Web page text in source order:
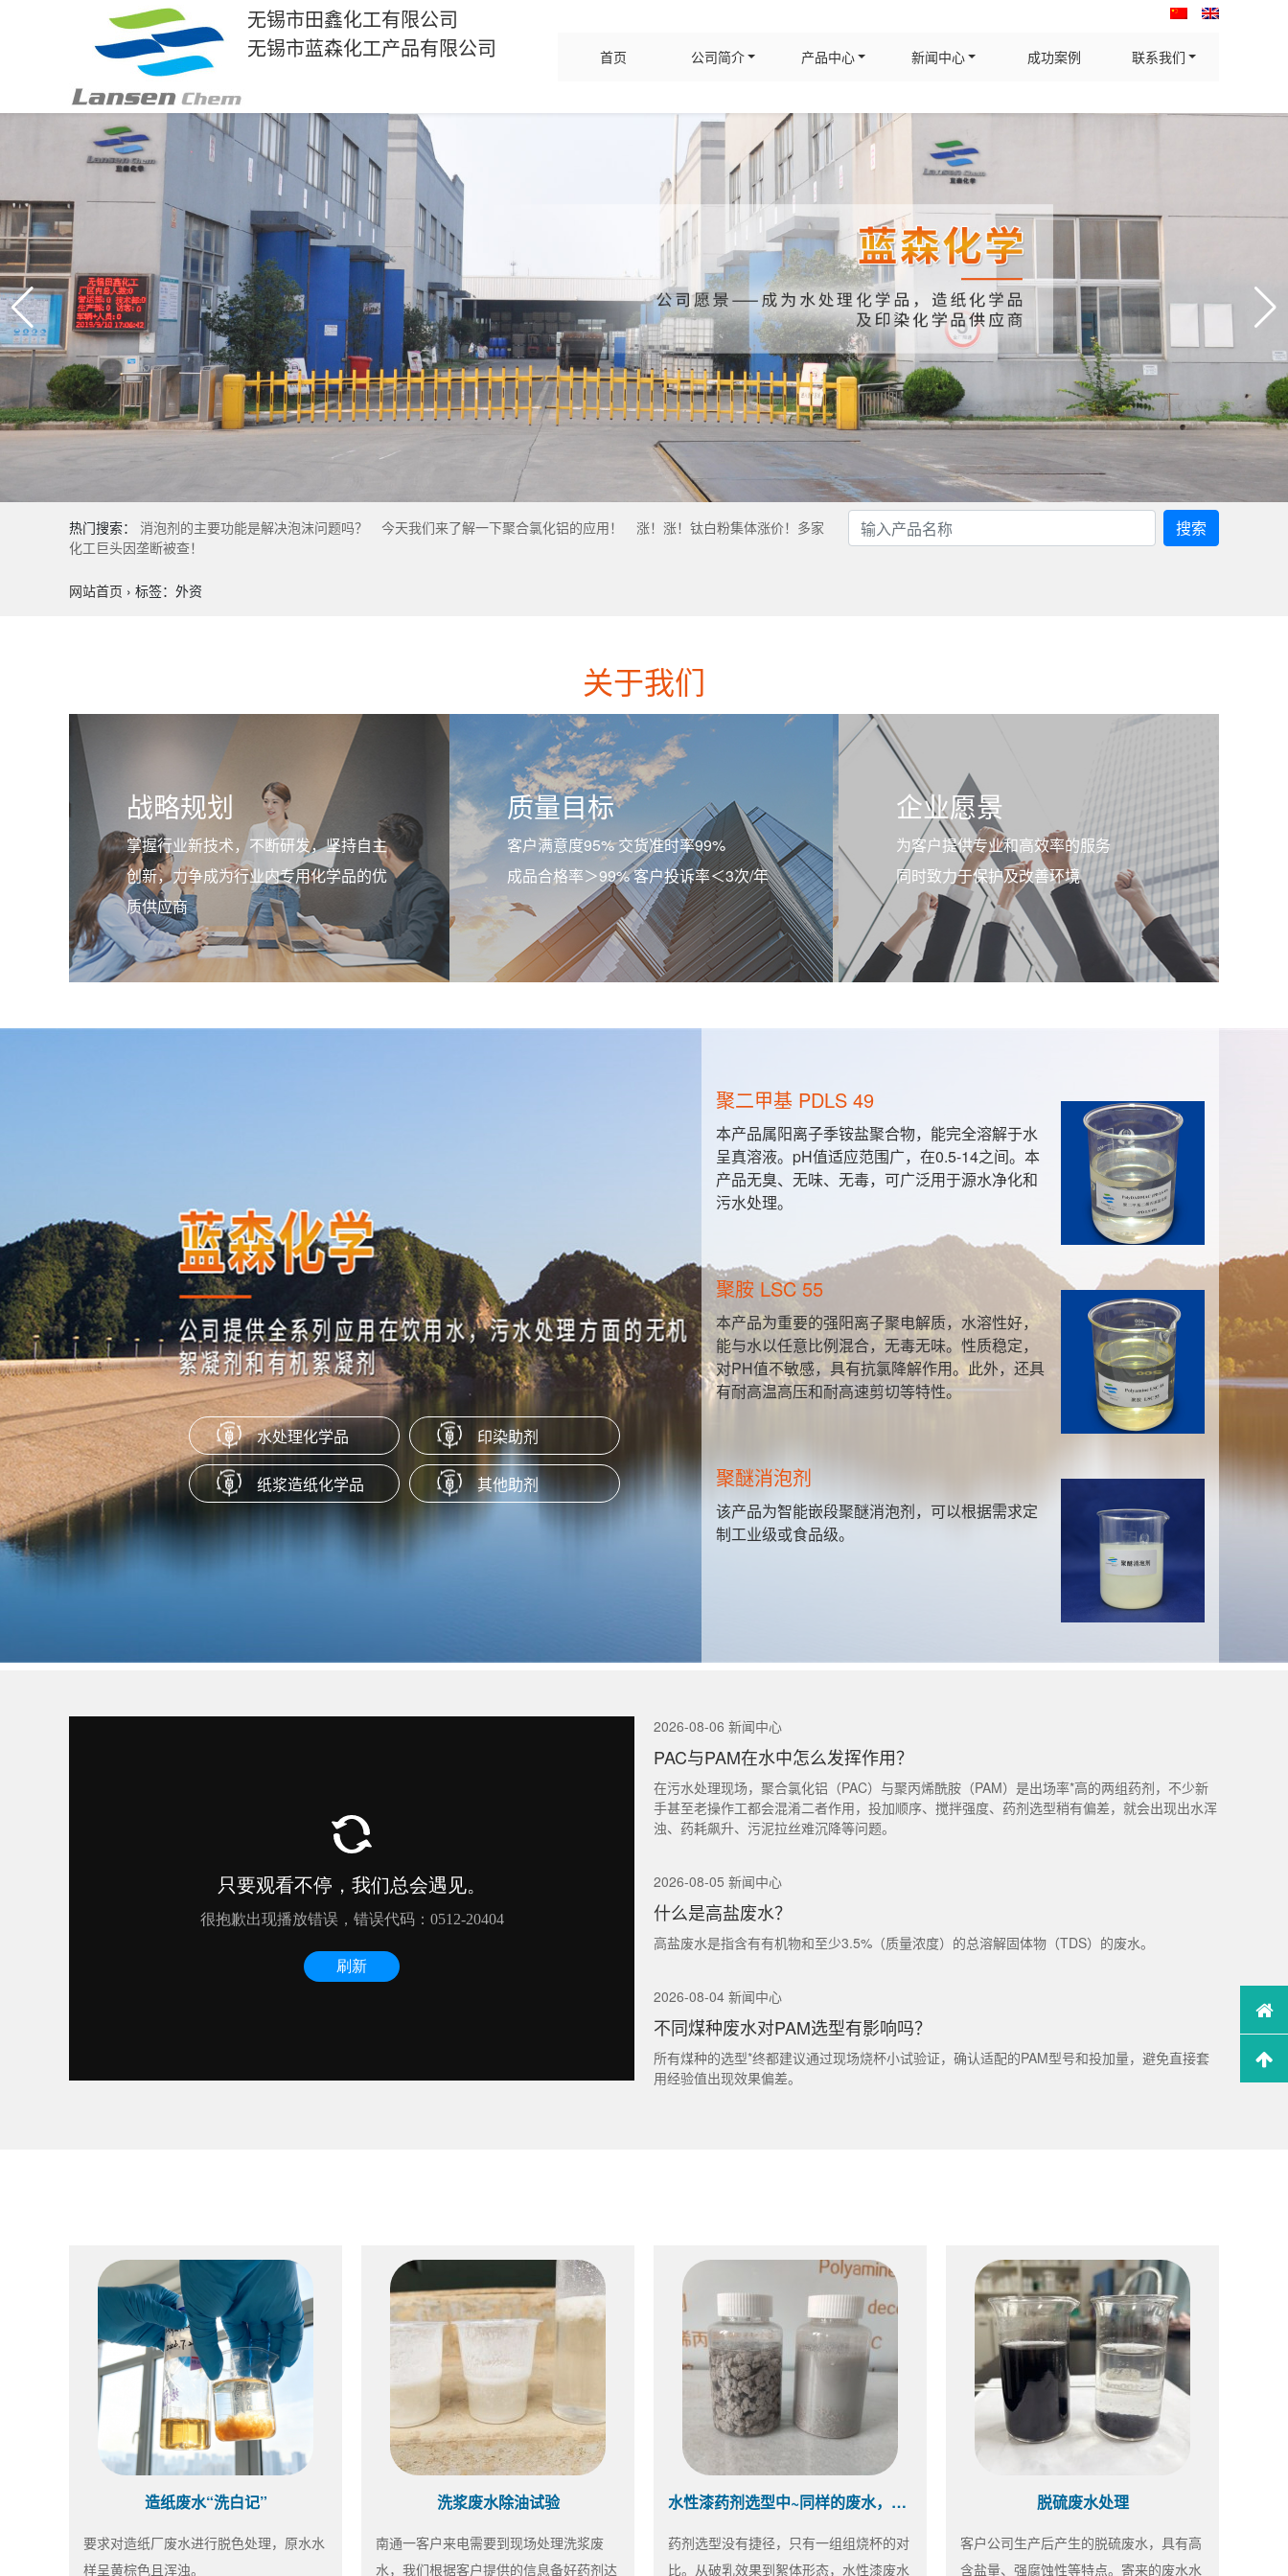
无锡市田鑫化工有限公司
无锡市蓝森化工产品有限公司
首页 公司简介 产品中心 新闻中心 成功案例 联系我们
热门搜索： 消泡剂的主要功能是解决泡沫问题吗？ 今天我们来了解一下聚合氯化铝的应用！
涨！涨！钛白粉集体涨价！多家
化工巨头因垄断被查！
搜索
网站首页 › 标签：外资
关于我们
战略规划
掌握行业新技术，不断研发，坚持自主
创新，力争成为行业内专用化学品的优
质供应商
质量目标
客户满意度95% 交货准时率99%
成品合格率＞99% 客户投诉率＜3次/年
企业愿景
为客户提供专业和高效率的服务
同时致力于保护及改善环境
水处理化学品 印染助剂
纸浆造纸化学品 其他助剂
橡胶隔离剂
本产品是一种通过特定工艺制成的水性硬脂酸
盐，适用于橡胶塑料产品作为抗粘剂、隔离剂、
脱模剂、防粘剂使用。
聚季铵盐系列（PQ-10）
产品为阳离子聚合物，易溶于水，在PH值很宽的
范围内保持很好的稳定性。
聚二甲基 PDLS 49
本产品属阳离子季铵盐聚合物，能完全溶解于水
呈真溶液。pH值适应范围广，在0.5-14之间。本
产品无臭、无味、无毒，可广泛用于源水净化和
污水处理。
聚胺 LSC 55
本产品为重要的强阳离子聚电解质，水溶性好，
能与水以任意比例混合，无毒无味。性质稳定，
对PH值不敏感，具有抗氯降解作用。此外，还具
有耐高温高压和耐高速剪切等特性。
聚醚消泡剂
该产品为智能嵌段聚醚消泡剂，可以根据需求定
制工业级或食品级。
2026-08-06 新闻中心
PAC与PAM在水中怎么发挥作用？
在污水处理现场，聚合氯化铝（PAC）与聚丙烯酰胺（PAM）是出场率*高的两组药剂，不少新
手甚至老操作工都会混淆二者作用，投加顺序、搅拌强度、药剂选型稍有偏差，就会出现出水浑
浊、药耗飙升、污泥拉丝难沉降等问题。
2026-08-05 新闻中心
什么是高盐废水？
高盐废水是指含有有机物和至少3.5%（质量浓度）的总溶解固体物（TDS）的废水。
2026-08-04 新闻中心
不同煤种废水对PAM选型有影响吗？
所有煤种的选型*终都建议通过现场烧杯小试验证，确认适配的PAM型号和投加量，避免直接套
用经验值出现效果偏差。
造纸废水“洗白记”
要求对造纸厂废水进行脱色处理，原水水
样呈黄棕色且浑浊。
洗浆废水除油试验
南通一客户来电需要到现场处理洗浆废
水，我们根据客户提供的信息备好药剂达
水性漆药剂选型中~同样的废水，不同的效果
药剂选型没有捷径，只有一组组烧杯的对
比。从破乳效果到絮体形态，水性漆废水
脱硫废水处理
客户公司生产后产生的脱硫废水，具有高
含盐量、强腐蚀性等特点。寄来的废水水